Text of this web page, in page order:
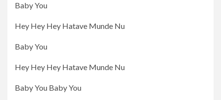
Baby You
Hey Hey Hey Hatave Munde Nu
Baby You
Hey Hey Hey Hatave Munde Nu
Baby You Baby You